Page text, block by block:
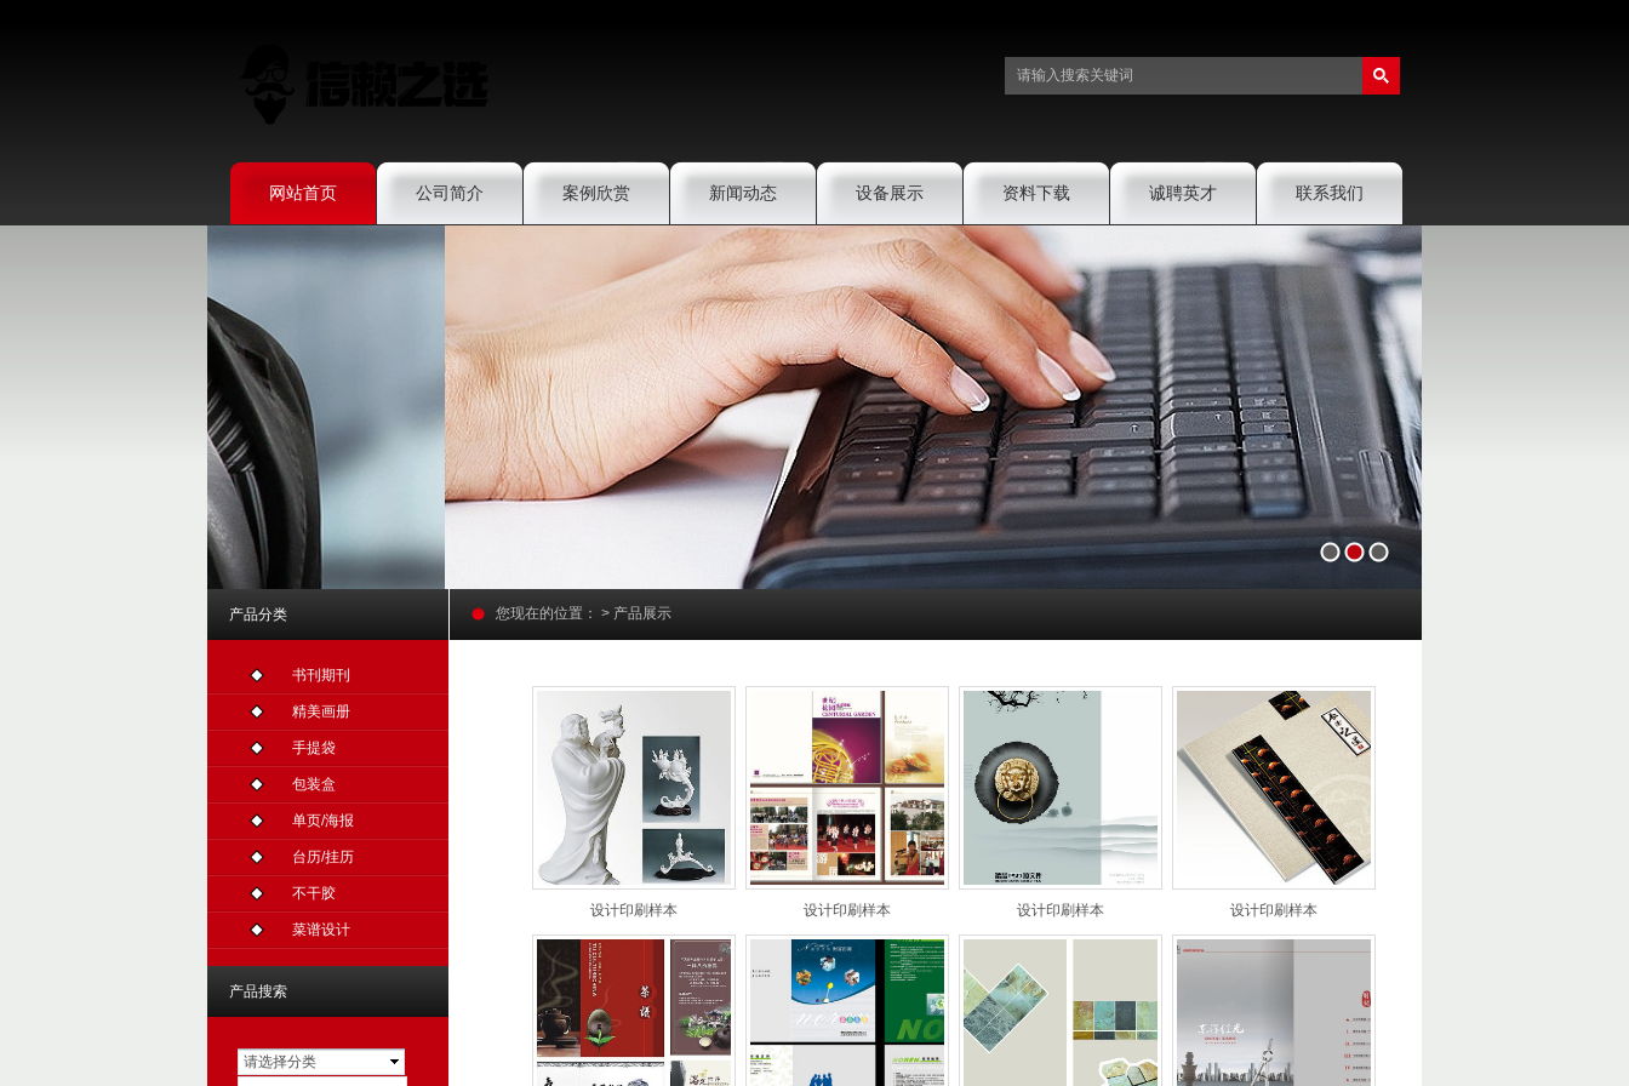
网站首页 公司简介 案例欣赏 新闻动态 设备展示 资料下载 诚聘英才 联系我们
产品搜索
请选择分类
您现在的位置： > 产品展示
产品分类
书刊期刊
精美画册
手提袋
包装盒
单页/海报
台历/挂历
不干胶
菜谱设计
设计印刷样本 设计印刷样本 设计印刷样本 设计印刷样本